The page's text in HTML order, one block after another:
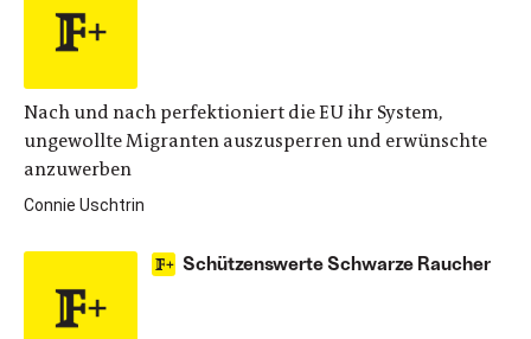
Nach und nach perfektioniert die EU ihr System,
ungewollte Migranten auszusperren und erwünschte
anzuwerben
Connie Uschtrin
Schützenswerte Schwarze Raucher